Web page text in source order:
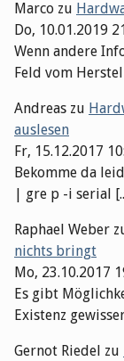
Marco zu
Do, 10.01.2019
Wenn andere
Feld vom
Andreas zu
auslesen
Fr, 15.12.2017
Bekomme da
| gre p -i serial
Raphael Weber
nichts bringt
Mo, 23.10.2017
Es gibt
Existenz
Gernot Riedel zu